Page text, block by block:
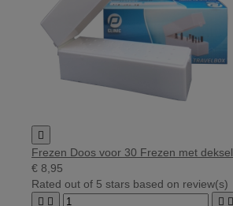

Frezen Doos voor 30 Frezen met deksel
€ 8,95
Rated out of 5 stars based on review(s)
   